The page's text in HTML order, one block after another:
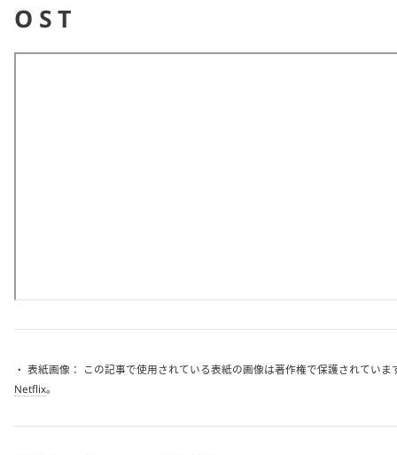
OST
・ 表紙画像： この記事で使用されている表紙の画像は著作権で保護されていま
Netflix。